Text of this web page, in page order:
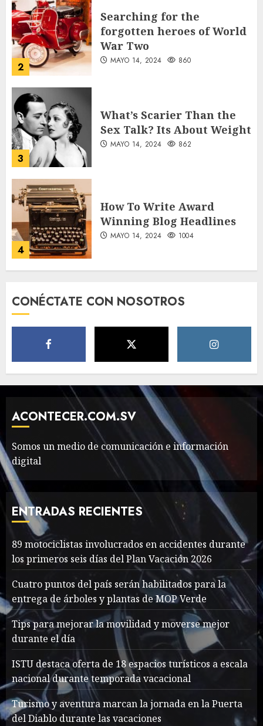
2
Searching for the
forgotten heroes of World
War Two
MAYO 14, 2024 860
3
What’s Scarier Than the
Sex Talk? Its About Weight
MAYO 14, 2024 862
4
How To Write Award
Winning Blog Headlines
MAYO 14, 2024 1004
How Many of These Italian
MAYO 14, 2024 811
Need to Know About the
Classic Cars in a Retro
Movie?
MAYO 14, 2024 796
7
The full story of
Thailand’s extraordinary
cave rescue
MAYO 14, 2024 1002
1
89 motociclistas
involucrados en
accidentes durante los
primeros seis días del Plan
Vacación 2026
AGOSTO 7, 2026 30
2
Searching for the
forgotten heroes of World
War Two
MAYO 14, 2024 860
CONÉCTATE CON NOSOTROS
ACONTECER.COM.SV
Somos un medio de comunicación e información
digital
ENTRADAS RECIENTES
89 motociclistas involucrados en accidentes durante
los primeros seis días del Plan Vacación 2026
Cuatro puntos del país serán habilitados para la
entrega de árboles y plantas de MOP Verde
Tips para mejorar la movilidad y moverse mejor
durante el día
ISTU destaca oferta de 18 espacios turísticos a escala
nacional durante temporada vacacional
Turismo y aventura marcan la jornada en la Puerta
del Diablo durante las vacaciones